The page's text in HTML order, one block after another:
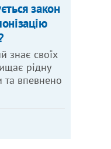
закон
знає своїх
рідну
та впевнено